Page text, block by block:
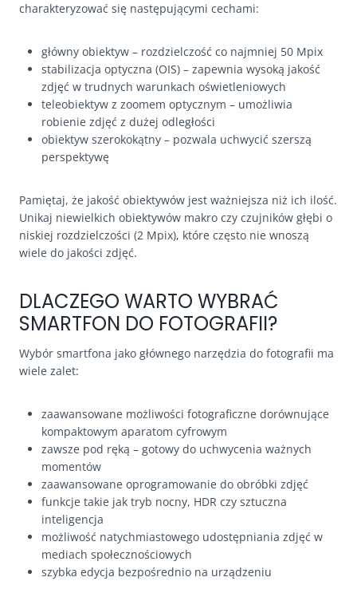
charakteryzować się następującymi cechami:
główny obiektyw – rozdzielczość co najmniej 50 Mpix
stabilizacja optyczna (OIS) – zapewnia wysoką jakość
zdjęć w trudnych warunkach oświetleniowych
teleobiektyw z zoomem optycznym – umożliwia
robienie zdjęć z dużej odległości
obiektyw szerokokątny – pozwala uchwycić szerszą
perspektywę
Pamiętaj, że jakość obiektywów jest ważniejsza niż ich ilość.
Unikaj niewielkich obiektywów makro czy czujników głębi o
niskiej rozdzielczości (2 Mpix), które często nie wnoszą
wiele do jakości zdjęć.
DLACZEGO WARTO WYBRAĆ
SMARTFON DO FOTOGRAFII?
Wybór smartfona jako głównego narzędzia do fotografii ma
wiele zalet:
zaawansowane możliwości fotograficzne dorównujące
kompaktowym aparatom cyfrowym
zawsze pod ręką – gotowy do uchwycenia ważnych
momentów
zaawansowane oprogramowanie do obróbki zdjęć
funkcje takie jak tryb nocny, HDR czy sztuczna
inteligencja
możliwość natychmiastowego udostępniania zdjęć w
mediach społecznościowych
szybka edycja bezpośrednio na urządzeniu